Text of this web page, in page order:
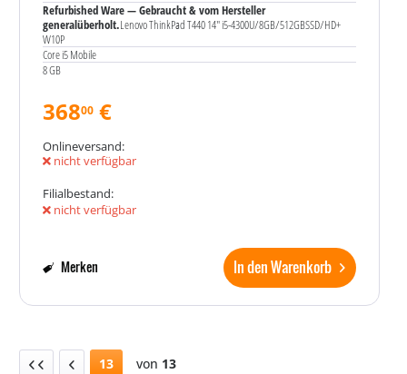
Refurbished Ware — Gebraucht & vom Hersteller
generalüberholt.Lenovo ThinkPad T440 14" i5-4300U/8GB/512GBSSD/HD+
W10P
Core i5 Mobile
8 GB
36800 €
Onlineversand:
nicht verfügbar
Filialbestand:
nicht verfügbar
In den Warenkorb
Merken
13 von 13